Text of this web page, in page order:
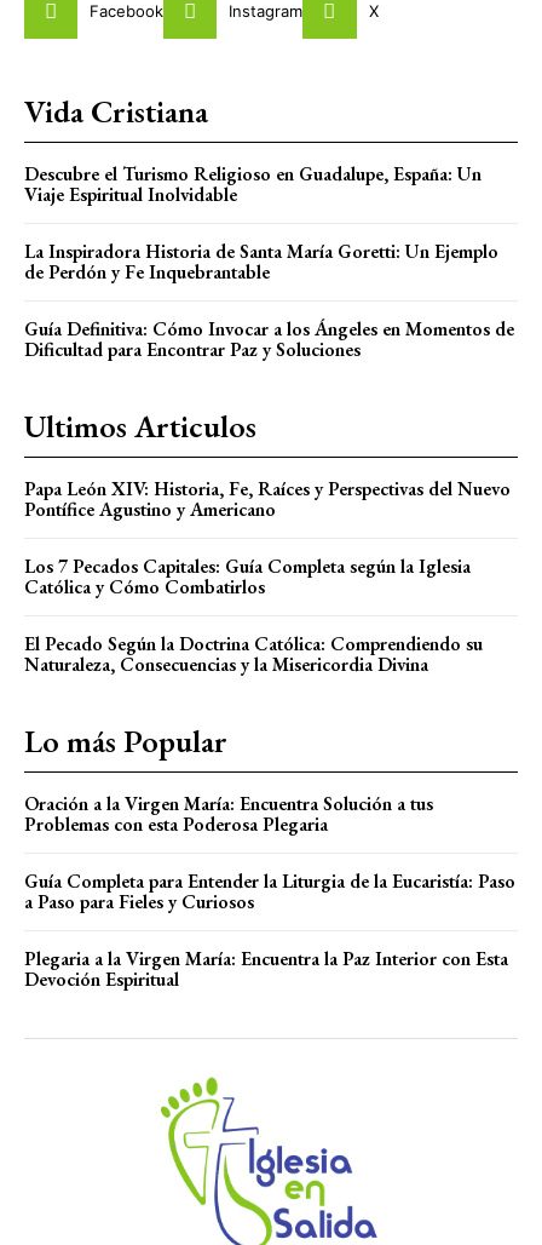
Facebook Instagram X
Vida Cristiana
Descubre el Turismo Religioso en Guadalupe, España: Un
Viaje Espiritual Inolvidable
La Inspiradora Historia de Santa María Goretti: Un Ejemplo
de Perdón y Fe Inquebrantable
Guía Definitiva: Cómo Invocar a los Ángeles en Momentos de
Dificultad para Encontrar Paz y Soluciones
Ultimos Articulos
Papa León XIV: Historia, Fe, Raíces y Perspectivas del Nuevo
Pontífice Agustino y Americano
Los 7 Pecados Capitales: Guía Completa según la Iglesia
Católica y Cómo Combatirlos
El Pecado Según la Doctrina Católica: Comprendiendo su
Naturaleza, Consecuencias y la Misericordia Divina
Lo más Popular
Oración a la Virgen María: Encuentra Solución a tus
Problemas con esta Poderosa Plegaria
Guía Completa para Entender la Liturgia de la Eucaristía: Paso
a Paso para Fieles y Curiosos
Plegaria a la Virgen María: Encuentra la Paz Interior con Esta
Devoción Espiritual